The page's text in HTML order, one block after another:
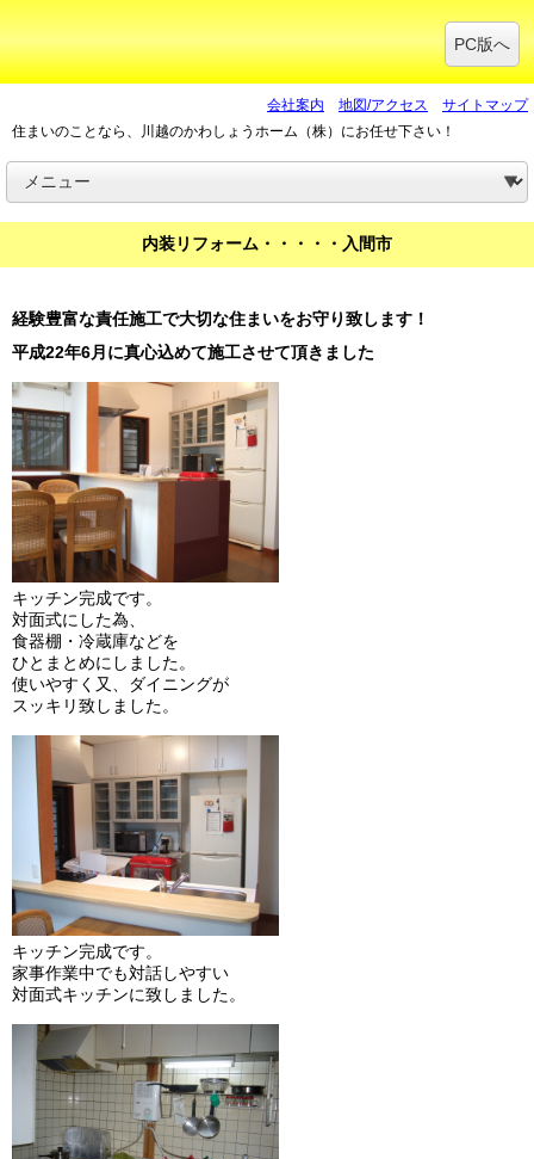
PC版へ
会社案内 地図/アクセス
サイトマップ
住まいのことなら、川越のかわしょうホーム（株）にお任せ下さい！
内装リフォーム・・・・・入間市
経験豊富な責任施工で大切な住まいをお守り致します！
平成22年6月に真心込めて施工させて頂きました
キッチン完成です。
対面式にした為、
食器棚・冷蔵庫などを
ひとまとめにしました。
使いやすく又、ダイニングが
スッキリ致しました。
キッチン完成です。
家事作業中でも対話しやすい
対面式キッチンに致しました。